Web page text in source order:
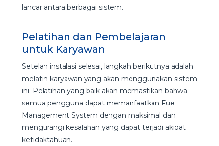
lancar antara berbagai sistem.
Pelatihan dan Pembelajaran
untuk Karyawan
Setelah instalasi selesai, langkah berikutnya adalah
melatih karyawan yang akan menggunakan sistem
ini. Pelatihan yang baik akan memastikan bahwa
semua pengguna dapat memanfaatkan Fuel
Management System dengan maksimal dan
mengurangi kesalahan yang dapat terjadi akibat
ketidaktahuan.